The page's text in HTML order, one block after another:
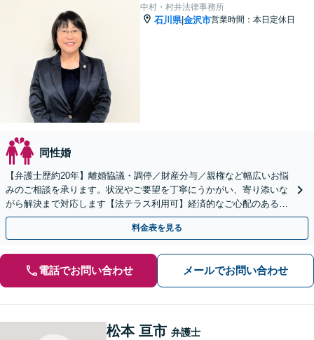
中村・村井法律事務所
石川県|金沢市営業時間：本日定休日
同性婚
【弁護士歴約20年】離婚協議・調停／財産分与／親権など幅広いお悩
みのご相談を承ります。状況やご要望を丁寧にうかがい、寄り添いな
がら解決まで対応します【法テラス利用可】経済的なご心配のある方
も一度ご相談ください
料金表を見る
電話でお問い合わせ メールでお問い合わせ
松本 亘市 弁護士